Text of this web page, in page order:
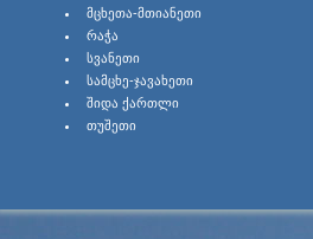
ᲛᲪᲮᲔᲗᲐ-ᲛᲗᲘᲐᲜᲔᲗᲘ
ᲠᲐᲭᲐ
ᲡᲕᲐᲜᲔᲗᲘ
ᲡᲐᲛᲪᲮᲔ-ᲯᲐᲕᲐᲮᲔᲗᲘ
ᲨᲘᲓᲐ ᲥᲐᲠᲗᲚᲘ
ᲗᲣᲨᲔᲗᲘ